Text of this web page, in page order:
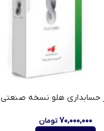
حسابداری هلو نسخه صنعتی
۷۰,۰۰۰,۰۰۰ تومان